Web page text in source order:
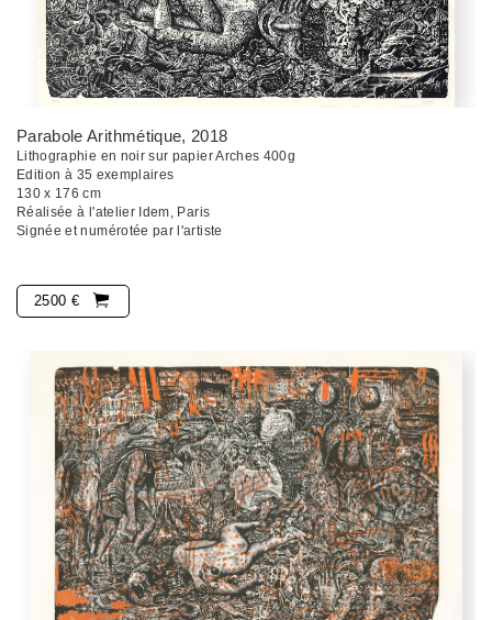
Parabole Arithmétique, 2018
Lithographie en noir sur papier Arches 400g
Edition à 35 exemplaires
130 x 176 cm
Réalisée à l'atelier Idem, Paris
Signée et numérotée par l'artiste
2500 €